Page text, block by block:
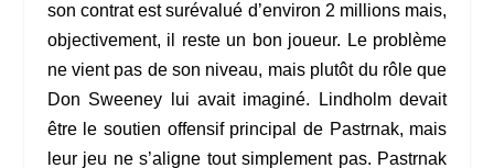
son contrat est surévalué d’environ 2 millions mais,
objectivement, il reste un bon joueur. Le problème
ne vient pas de son niveau, mais plutôt du rôle que
Don Sweeney lui avait imaginé. Lindholm devait
être le soutien offensif principal de Pastrnak, mais
leur jeu ne s’aligne tout simplement pas. Pastrnak